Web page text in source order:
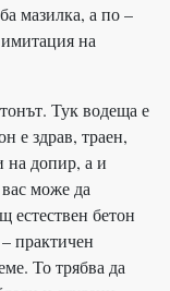
мазилка, а по –
на
Тук водеща е
е здрав, траен,
на допир, а и
може да
естествен бетон
практичен
То трябва да